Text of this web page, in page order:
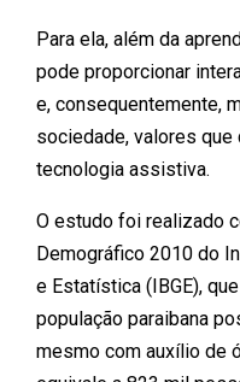
Para ela, além da
pode proporcionar
e, consequentemente,
sociedade, valores que
tecnologia assistiva.
O estudo foi realizado
Demográfico 2010 do
e Estatística (IBGE),
população paraibana
mesmo com auxílio de